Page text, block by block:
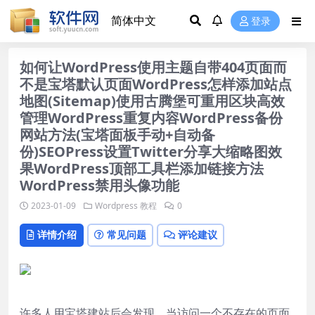
登录
如何让WordPress使用主题自带404页面而
不是宝塔默认页面WordPress怎样添加站点
地图(Sitemap)使用古腾堡可重用区块高效
管理WordPress重复内容WordPress备份
网站方法(宝塔面板手动+自动备
份)SEOPress设置Twitter分享大缩略图效
果WordPress顶部工具栏添加链接方法
WordPress禁用头像功能
2023-01-09 Wordpress 教程 0
详情介绍 常见问题 评论建议